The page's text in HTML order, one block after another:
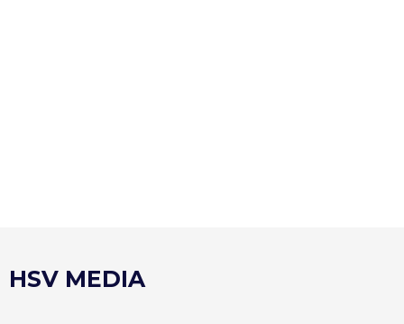
HSV MEDIA